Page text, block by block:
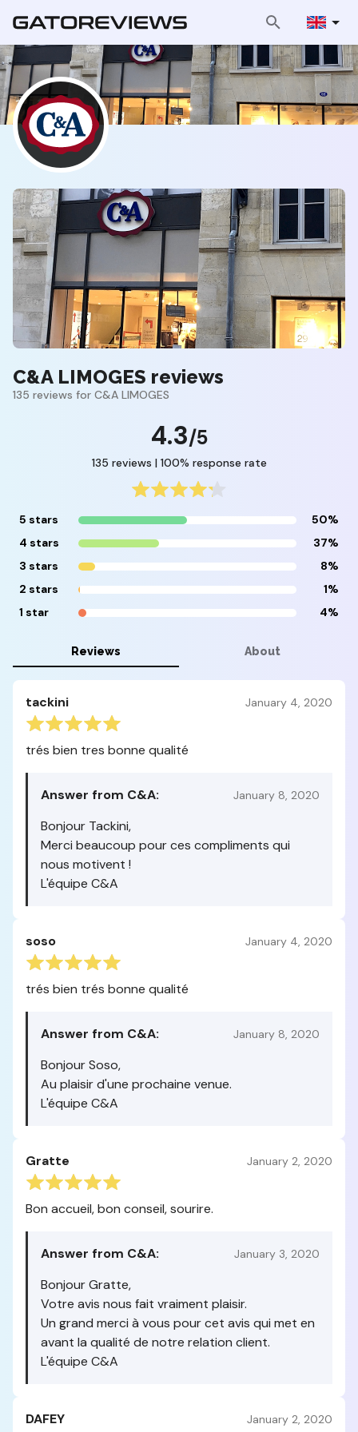
C&A LIMOGES reviews
135 reviews for C&A LIMOGES
4.3/5
135 reviews | 100% response rate
5 stars
50%
4 stars
37%
3 stars
8%
2 stars
1%
1 star
4%
Reviews About
tackini January 4, 2020
trés bien tres bonne qualité
Answer from C&A: January 8, 2020
Bonjour Tackini,
Merci beaucoup pour ces compliments qui
nous motivent !
L'équipe C&A
soso January 4, 2020
trés bien trés bonne qualité
Answer from C&A: January 8, 2020
Bonjour Soso,
Au plaisir d'une prochaine venue.
L'équipe C&A
Gratte January 2, 2020
Bon accueil, bon conseil, sourire.
Answer from C&A: January 3, 2020
Bonjour Gratte,
Votre avis nous fait vraiment plaisir.
Un grand merci à vous pour cet avis qui met en
avant la qualité de notre relation client.
L'équipe C&A
DAFEY January 2, 2020